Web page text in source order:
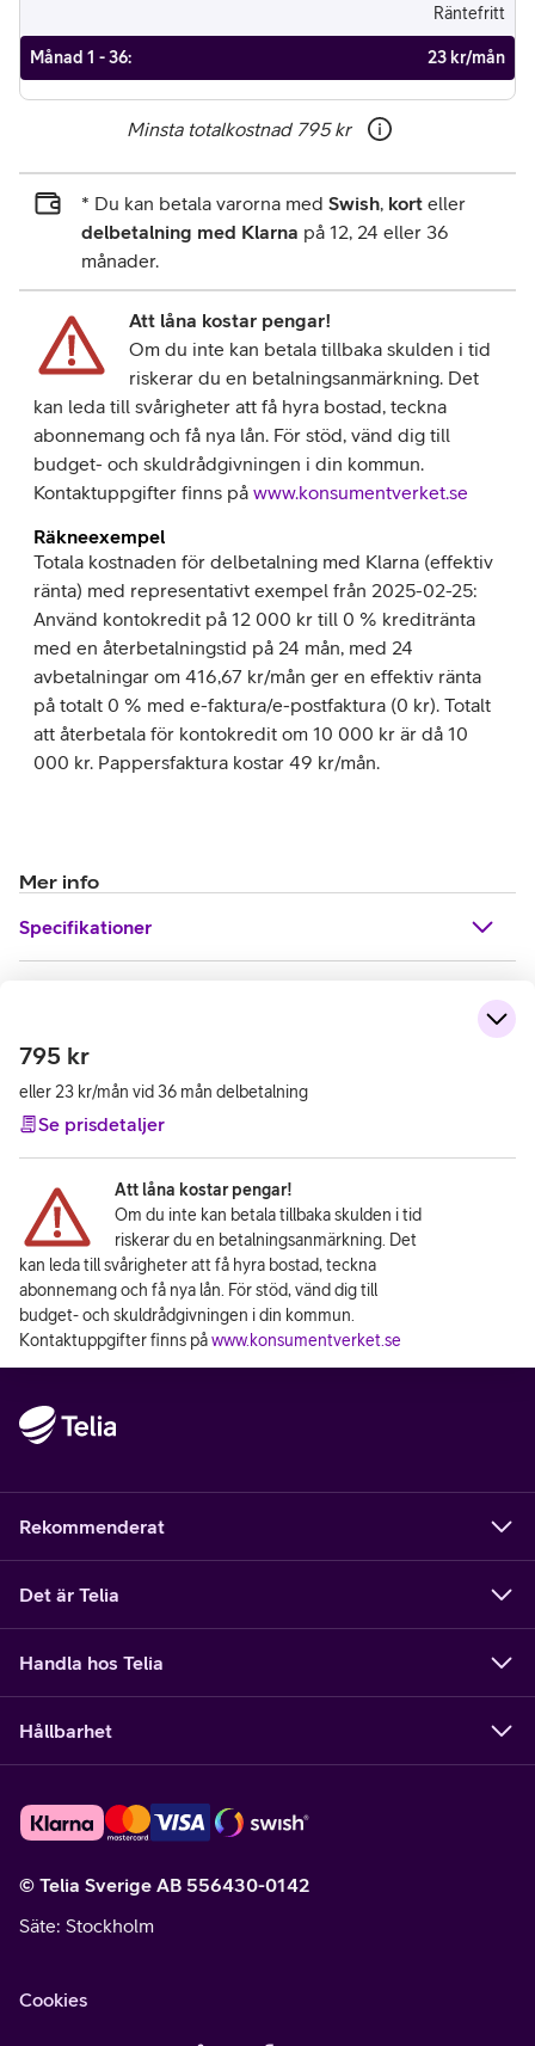
Räntefritt
Månad 1 - 36: 23 kr/mån
Minsta totalkostnad 795 kr
* Du kan betala varorna med Swish, kort eller
delbetalning med Klarna på 12, 24 eller 36
månader.
Att låna kostar pengar!
Om du inte kan betala tillbaka skulden i tid
riskerar du en betalningsanmärkning. Det
kan leda till svårigheter att få hyra bostad, teckna
abonnemang och få nya lån. För stöd, vänd dig till
budget- och skuldrådgivningen i din kommun.
Kontaktuppgifter finns på www.konsumentverket.se
Räkneexempel
Totala kostnaden för delbetalning med Klarna (effektiv
ränta) med representativt exempel från 2025-02-25:
Använd kontokredit på 12 000 kr till 0 % kreditränta
med en återbetalningstid på 24 mån, med 24
avbetalningar om 416,67 kr/mån ger en effektiv ränta
på totalt 0 % med e-faktura/e-postfaktura (0 kr). Totalt
att återbetala för kontokredit om 10 000 kr är då 10
000 kr. Pappersfaktura kostar 49 kr/mån.
Mer info
Specifikationer
795 kr
eller 23 kr/mån vid 36 mån delbetalning
Se prisdetaljer
Att låna kostar pengar!
Om du inte kan betala tillbaka skulden i tid
riskerar du en betalningsanmärkning. Det
kan leda till svårigheter att få hyra bostad, teckna
abonnemang och få nya lån. För stöd, vänd dig till
budget- och skuldrådgivningen i din kommun.
Kontaktuppgifter finns påwww.konsumentverket.se
Rekommenderat
Det är Telia
Handla hos Telia
Hållbarhet
© Telia Sverige AB 556430-0142
Säte: Stockholm
Cookies